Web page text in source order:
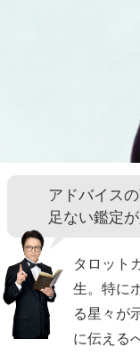
アドバイス
足ない鑑定
タロット
生。特に
る星々が
に伝える